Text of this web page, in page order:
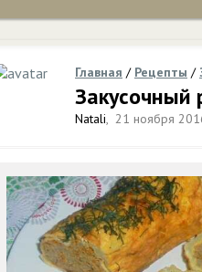
Главная / Рецепты /
Закусочный
Natali, 21 ноября